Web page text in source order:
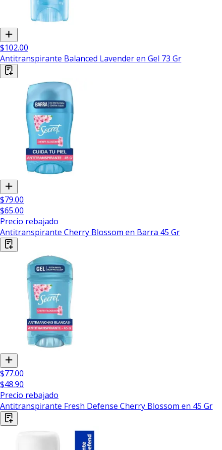
$102.00
Antitranspirante Balanced Lavender en Gel 73 Gr
$79.00
$65.00
Precio rebajado
Antitranspirante Cherry Blossom en Barra 45 Gr
$77.00
$48.90
Precio rebajado
Antitranspirante Fresh Defense Cherry Blossom en 45 Gr